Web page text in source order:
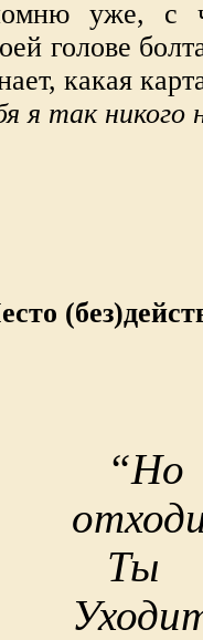
уже, с
голове
какая
я так никого
Ты